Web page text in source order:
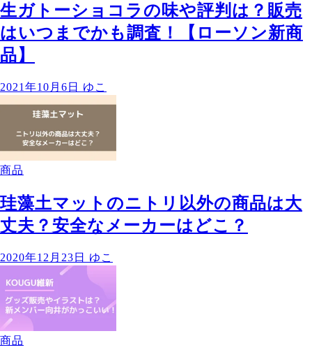
生ガトーショコラの味や評判は？販売
はいつまでかも調査！【ローソン新商
品】
2021年10月6日 ゆこ
商品
珪藻土マットのニトリ以外の商品は大
丈夫？安全なメーカーはどこ？
2020年12月23日 ゆこ
商品